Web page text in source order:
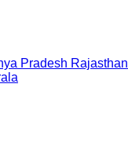
Pradesh Rajasthan